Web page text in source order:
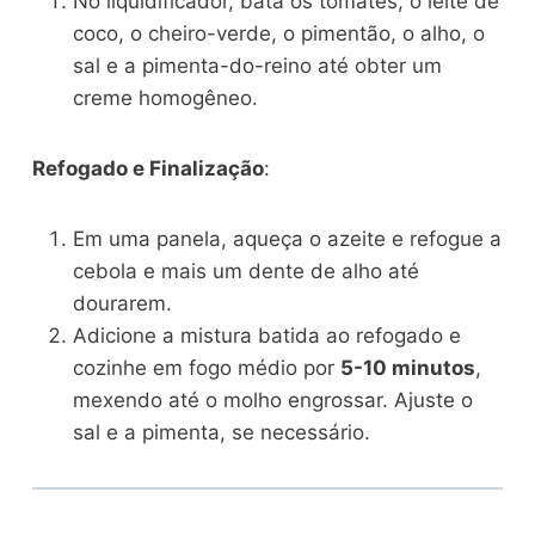
coco, o cheiro-verde, o pimentão, o alho, o
sal e a pimenta-do-reino até obter um
creme homogêneo.
Refogado e Finalização:
Em uma panela, aqueça o azeite e refogue a
cebola e mais um dente de alho até
dourarem.
Adicione a mistura batida ao refogado e
cozinhe em fogo médio por 5-10 minutos,
mexendo até o molho engrossar. Ajuste o
sal e a pimenta, se necessário.